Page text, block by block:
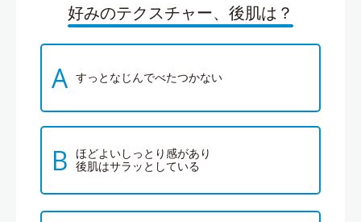
好みのテクスチャー、後肌は？
A すっとなじんでべたつかない
B ほどよいしっとり感があり
後肌はサラッとしている